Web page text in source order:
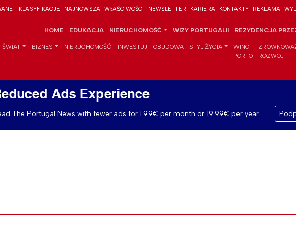
KLASYFIKACJE NAJNOWSZA WŁAŚCIWOŚCI NEWSLETTER KARIERA KONTAKTY REKLAMA
HOME EDUKACJA NIERUCHOMOŚĆ WIZY PORTUGALII REZYDENCJA
ŚWIAT BIZNES NIERUCHOMOŚĆ INWESTUJ OBUDOWA STYL ŻYCIA
WINO
PORTO
ROZWÓJ
Ads Experience
The Portugal News with fewer ads for 1.99€ per month or 19.99€ per year.